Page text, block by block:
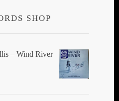
SHOP
‎– Wind River